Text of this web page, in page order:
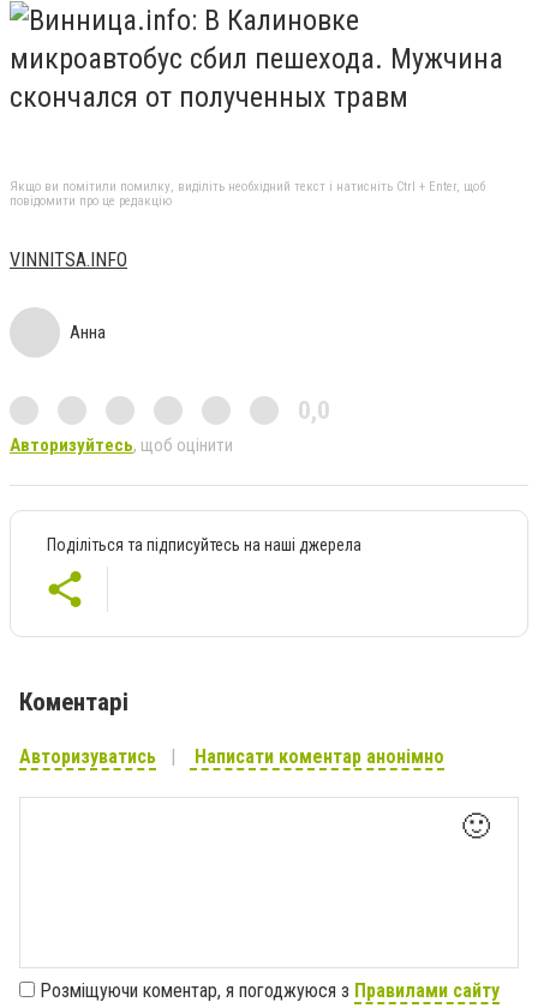
Якщо ви помітили помилку, виділіть необхідний текст і натисніть Ctrl + Enter, щоб
повідомити про це редакцію
VINNITSA.INFO
Анна
0,0
Авторизуйтесь, щоб оцінити
Поділіться та підписуйтесь на наші джерела
Коментарі
Авторизуватись Написати коментар анонімно
🙂
Розміщуючи коментар, я погоджуюся з Правилами сайту